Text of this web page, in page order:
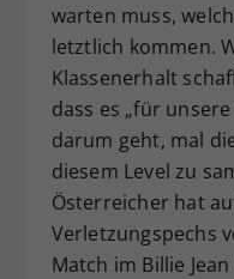
warten muss,
letztlich kommen.
Klassenerhalt
dass es „für
darum geht, mal
diesem Level zu
Österreicher hat
Verletzungspechs
Match im Billie